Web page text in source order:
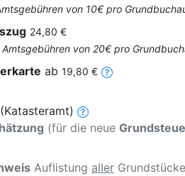
von 10€ pro
24,80 €
von 20€ pro
ab 19,80 €
(Katasteramt)
(für die neue
Auflistung aller